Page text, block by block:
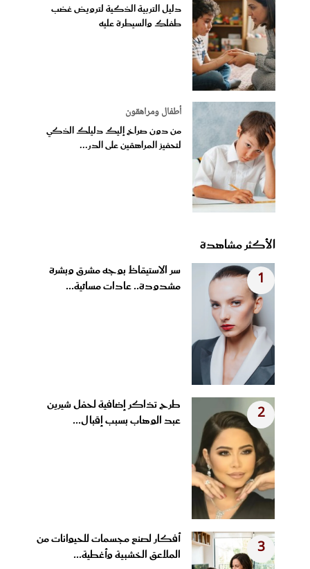
دليل التربية الذكية لترويض غضب
طفلكِ والسيطرة عليه
أطفال ومراهقون
من دون صراخ إليك دليلك الذكي
لتحفيز المراهقين على الدر...
الأكثر مشاهدة
1
سر الاستيقاظ بوجه مشرق وبشرة
مشدودة.. عادات مسائية...
2
طرح تذاكر إضافية لحفل شيرين
عبد الوهاب بسبب إقبال...
3
أفكار لصنع مجسمات للحيوانات من
الملاعق الخشبية وأغطية...